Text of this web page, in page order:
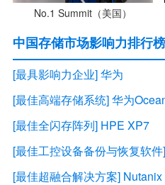
No.1 Summit（美国）
中国存储市场影响力排行
[最具影响力企业] 华为
[最佳高端存储系统] 华为
[最佳全闪存阵列] HPE XP7
[最佳工控设备备份与恢复软
[最佳超融合解决方案] Nutanix